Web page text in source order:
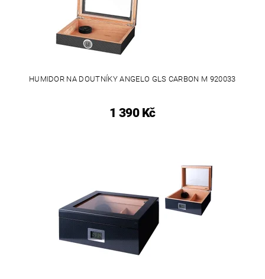
HUMIDOR NA DOUTNÍKY ANGELO GLS CARBON M 920033
1 390 Kč